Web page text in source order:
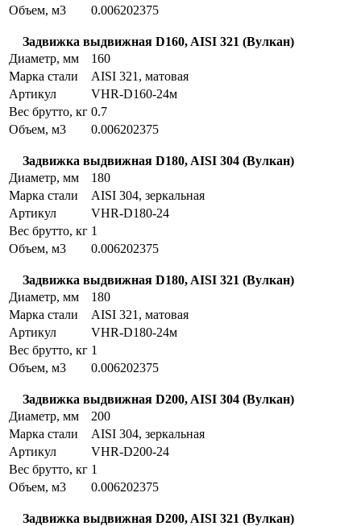
Объем, м3
0.006202375
Задвижка выдвижная D160, AISI 321 (Вулкан)
Диаметр, мм
160
Марка стали
AISI 321, матовая
Артикул
VHR-D160-24м
Вес брутто, кг 0.7
Объем, м3
0.006202375
Задвижка выдвижная D180, AISI 304 (Вулкан)
Диаметр, мм
180
Марка стали
AISI 304, зеркальная
Артикул
VHR-D180-24
Вес брутто, кг 1
Объем, м3
0.006202375
Задвижка выдвижная D180, AISI 321 (Вулкан)
Диаметр, мм
180
Марка стали
AISI 321, матовая
Артикул
VHR-D180-24м
Вес брутто, кг 1
Объем, м3
0.006202375
Задвижка выдвижная D200, AISI 304 (Вулкан)
Диаметр, мм
200
Марка стали
AISI 304, зеркальная
Артикул
VHR-D200-24
Вес брутто, кг 1
Объем, м3
0.006202375
Задвижка выдвижная D200, AISI 321 (Вулкан)